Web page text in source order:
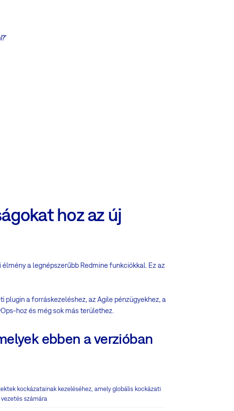
hoz az új
a legnépszerűbb Redmine funkciókkal. Ez az
plugin a forráskezeléshez, az Agile pénzügyekhez, a
hoz és még sok más területhez.
ebben a verzióban
kockázatainak kezeléséhez, amely globális kockázati
számára